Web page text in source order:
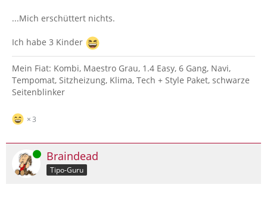
...Mich erschüttert nichts.
Ich habe 3 Kinder
Mein Fiat: Kombi, Maestro Grau, 1.4 Easy, 6 Gang, Navi,
Tempomat, Sitzheizung, Klima, Tech + Style Paket, schwarze
Seitenblinker
3
Online Braindead
Tipo-Guru